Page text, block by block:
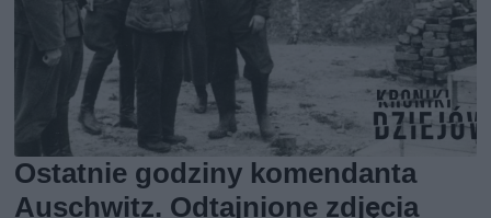
Ostatnie godziny komendanta
Auschwitz. Odtajnione zdjęcia